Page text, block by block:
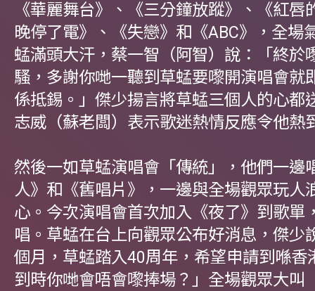
《華麗舞台》、《三分鐘放蹤》、《紅唇
晚停了電》、《失戀》和《ABC》，全場
蜢滿頭大汗，蔡一智（阿智）說：「終於
騷，多謝你哋一聽到草蜢要嚟開演唱會就
係抵錫。」傑少揚言將草蜢三個人的心都
志威（蘇老闆）表示歌迷熱情反應令他熱
然後一如草蜢演唱會「傳統」，他們一邊
人》和《舊唱片》，一邊與全場觀眾玩人
心。今次演唱會首次加入《夜了》到歌單
唱。草蜢在台上向觀眾公布好消息，傑少
個月，草蜢踏入40周年，希望申請到喺香
到時你哋會唔會嚟捧場？」全場觀眾大叫